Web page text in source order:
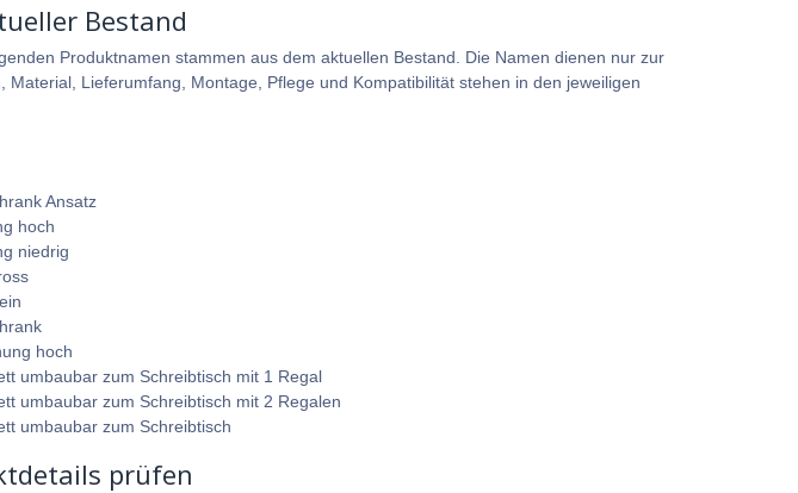
Bestand
Produktnamen stammen aus dem aktuellen Bestand. Die Namen dienen nur zur
Lieferumfang, Montage, Pflege und Kompatibilität stehen in den jeweiligen
Ansatz
hoch
niedrig
hoch
umbaubar zum Schreibtisch mit 1 Regal
umbaubar zum Schreibtisch mit 2 Regalen
umbaubar zum Schreibtisch
prüfen